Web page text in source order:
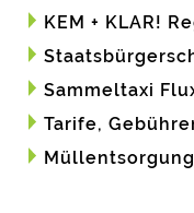
KEM + KLAR!
Sammeltaxi
Tarife,
Müllentsorgung